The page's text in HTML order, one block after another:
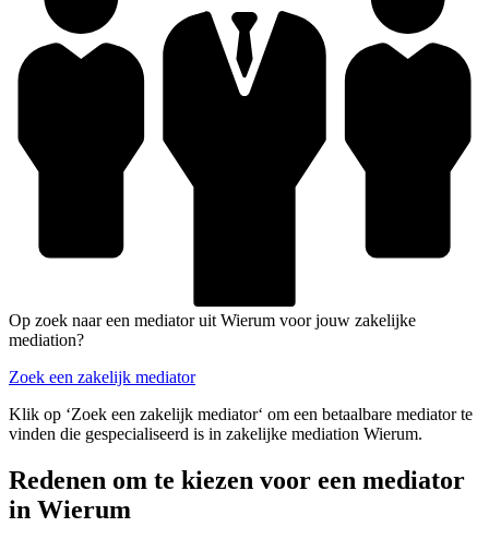
Op zoek naar een mediator uit Wierum voor jouw zakelijke
mediation?
Zoek een zakelijk mediator
Klik op ‘Zoek een zakelijk mediator‘ om een betaalbare mediator te
vinden die gespecialiseerd is in zakelijke mediation Wierum.
Redenen om te kiezen voor een mediator
in Wierum